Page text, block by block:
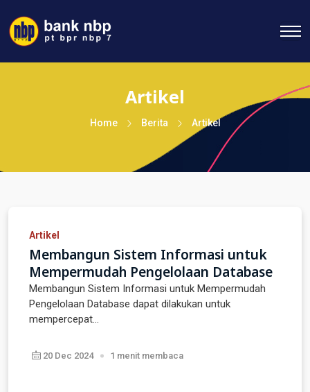
Artikel
Home Berita Artikel
Artikel
Membangun Sistem Informasi untuk
Mempermudah Pengelolaan Database
Membangun Sistem Informasi untuk Mempermudah
Pengelolaan Database dapat dilakukan untuk
mempercepat...
20 Dec 2024 1 menit membaca